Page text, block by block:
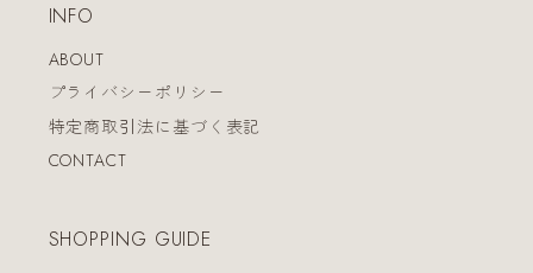
INFO
ABOUT
プライバシーポリシー
特定商取引法に基づく表記
CONTACT
SHOPPING GUIDE